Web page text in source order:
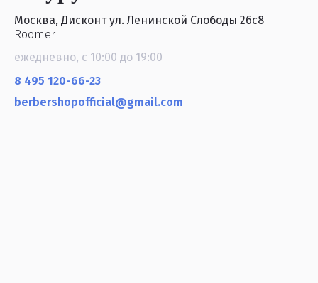
Москва, Дисконт ул. Ленинской Слободы 26с8
Roomer
ежедневно, с 10:00 до 19:00
8 495 120-66-23
berbershopofficial@gmail.com